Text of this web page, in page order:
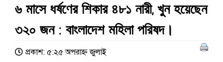
৬ মাসে ধর্ষণের শিকার ৪৮১ নারী, খুন হয়েছেন
৩২০ জন : বাংলাদেশ মহিলা পরিষদ।
প্রকাশ: ৫:২৫ অপরাহ্ণ জুলাই